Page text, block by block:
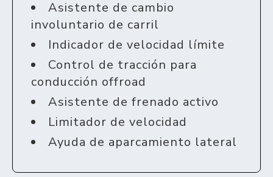
Asistente de cambio
involuntario de carril
Indicador de velocidad límite
Control de tracción para
conducción offroad
Asistente de frenado activo
Limitador de velocidad
Ayuda de aparcamiento lateral